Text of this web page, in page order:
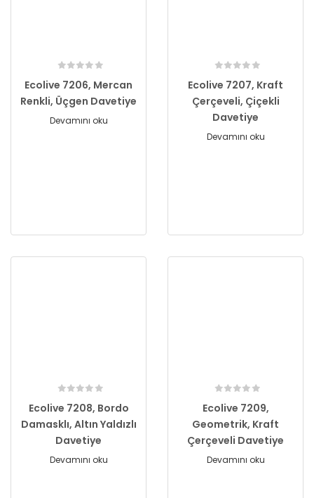
Ecolive 7206, Mercan
Renkli, Üçgen Davetiye
Devamını oku
Ecolive 7207, Kraft
Çerçeveli, Çiçekli
Davetiye
Devamını oku
Ecolive 7208, Bordo
Damasklı, Altın Yaldızlı
Davetiye
Devamını oku
Ecolive 7209,
Geometrik, Kraft
Çerçeveli Davetiye
Devamını oku